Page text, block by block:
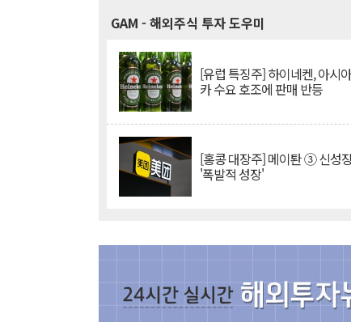
GAM - 해외주식 투자 도우미
[유럽 특징주] 하이네켄, 아시
카 수요 호조에 판매 반등
[홍콩 대장주] 메이퇀 ③ 신성
'폭발적 성장'